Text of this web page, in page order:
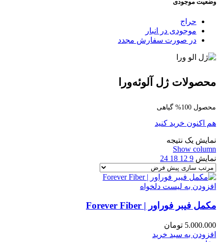
وضعیت موجودی
حراج
موجودی در انبار
در صورت سفارش مجدد
محصولات ژل آلوئه‌ورا
محصول 100% گیاهی
هم اکنون خرید کنید
نمایش یک نتیجه
Show column
نمایش 9
12
18
24
افزودن به لیست دلخواه
مکمل فیبر فوراور | Forever Fiber
5.000.000 تومان
افزودن به سبد خرید